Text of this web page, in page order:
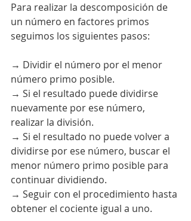
Para realizar la descomposición de
un número en factores primos
seguimos los siguientes pasos:
→ Dividir el número por el menor
número primo posible.
→ Si el resultado puede dividirse
nuevamente por ese número,
realizar la división.
→ Si el resultado no puede volver a
dividirse por ese número, buscar el
menor número primo posible para
continuar dividiendo.
→ Seguir con el procedimiento hasta
obtener el cociente igual a uno.